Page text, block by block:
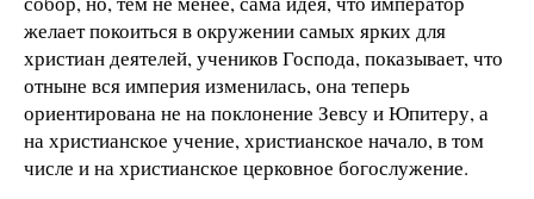
желает покоиться в окружении самых ярких для
христиан деятелей, учеников Господа, показывает, что
отныне вся империя изменилась, она теперь
ориентирована не на поклонение Зевсу и Юпитеру, а
на христианское учение, христианское начало, в том
числе и на христианское церковное богослужение.